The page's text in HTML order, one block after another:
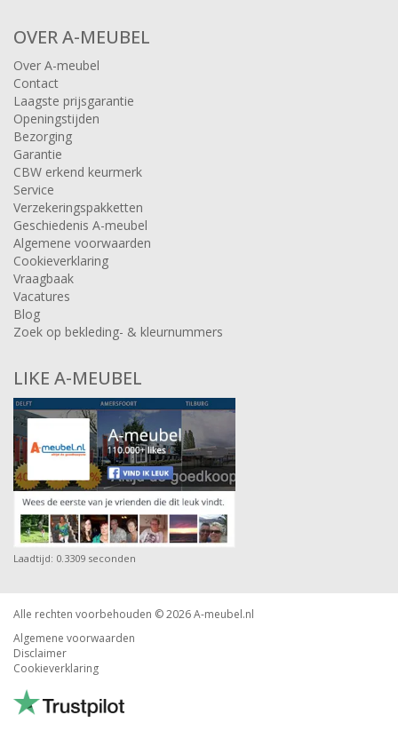
OVER A-MEUBEL
Over A-meubel
Contact
Laagste prijsgarantie
Openingstijden
Bezorging
Garantie
CBW erkend keurmerk
Service
Verzekeringspakketten
Geschiedenis A-meubel
Algemene voorwaarden
Cookieverklaring
Vraagbaak
Vacatures
Blog
Zoek op bekleding- & kleurnummers
LIKE A-MEUBEL
Laadtijd: 0.3309 seconden
Alle rechten voorbehouden © 2026A-meubel.nl
Algemene voorwaarden
Disclaimer
Cookieverklaring